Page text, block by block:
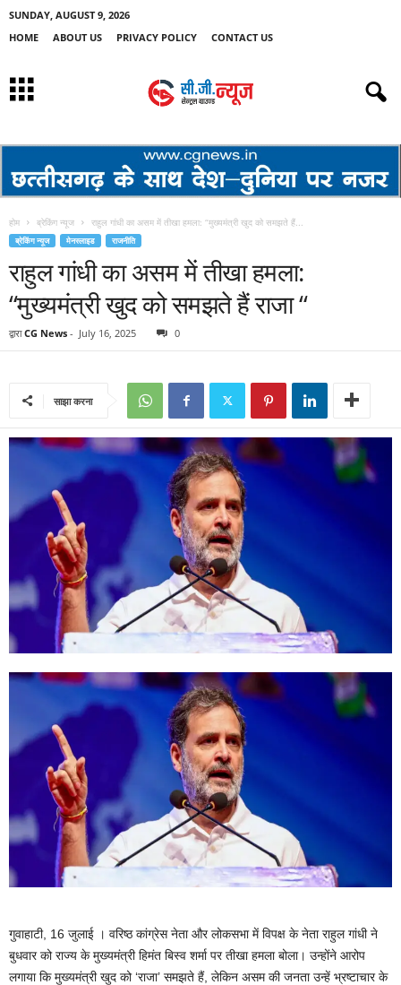
SUNDAY, AUGUST 9, 2026
HOME
ABOUT US PRIVACY POLICY CONTACT US
होम ब्रेकिंग न्यूज राहुल गांधी का असम में तीखा हमला: “मुख्यमंत्री खुद को समझते हैं...
ब्रेकिंग न्यूज मेनस्लाइड राजनीति
राहुल गांधी का असम में तीखा हमला:
“मुख्यमंत्री खुद को समझते हैं राजा “
द्वारा CG News - July 16, 2025 0
साझा करना
गुवाहाटी, 16 जुलाई । वरिष्ठ कांग्रेस नेता और लोकसभा में विपक्ष के नेता राहुल गांधी ने
बुधवार को राज्य के मुख्यमंत्री हिमंत बिस्व शर्मा पर तीखा हमला बोला। उन्होंने आरोप
लगाया कि मुख्यमंत्री खुद को ‘राजा’ समझते हैं, लेकिन असम की जनता उन्हें भ्रष्टाचार के